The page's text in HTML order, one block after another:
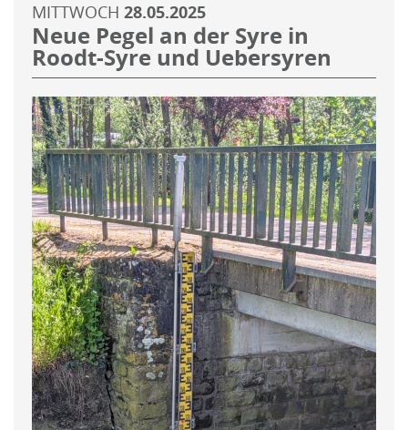
MITTWOCH 28.05.2025
Neue Pegel an der Syre in
Roodt-Syre und Uebersyren